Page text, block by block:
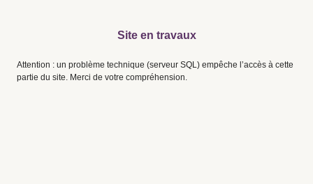
Site en travaux
Attention : un problème technique (serveur SQL) empêche l’accès à cette
partie du site. Merci de votre compréhension.